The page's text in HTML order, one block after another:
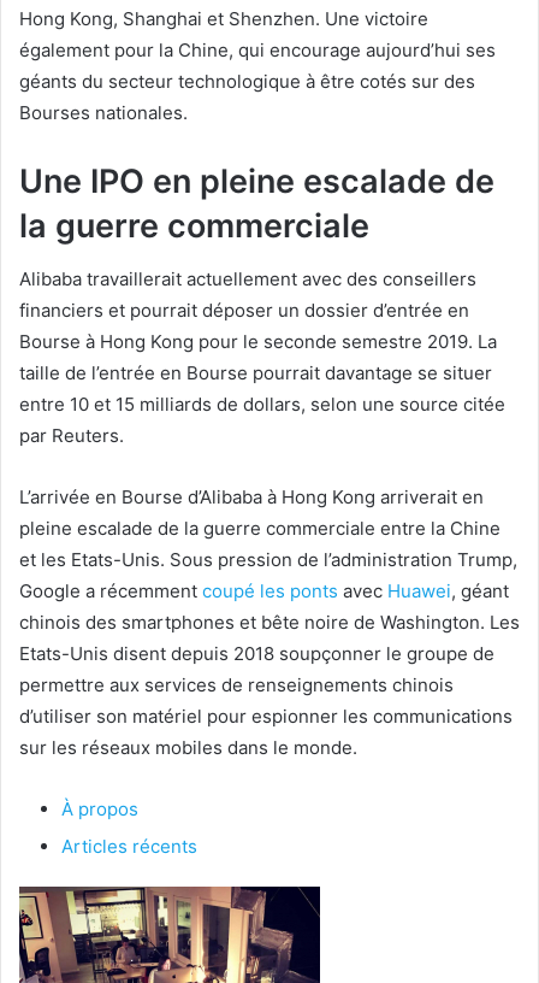
Hong Kong, Shanghai et Shenzhen. Une victoire
également pour la Chine, qui encourage aujourd’hui ses
géants du secteur technologique à être cotés sur des
Bourses nationales.
Une IPO en pleine escalade de
la guerre commerciale
Alibaba travaillerait actuellement avec des conseillers
financiers et pourrait déposer un dossier d’entrée en
Bourse à Hong Kong pour le seconde semestre 2019. La
taille de l’entrée en Bourse pourrait davantage se situer
entre 10 et 15 milliards de dollars, selon une source citée
par Reuters.
L’arrivée en Bourse d’Alibaba à Hong Kong arriverait en
pleine escalade de la guerre commerciale entre la Chine
et les Etats-Unis. Sous pression de l’administration Trump,
Google a récemment coupé les ponts avec Huawei, géant
chinois des smartphones et bête noire de Washington. Les
Etats-Unis disent depuis 2018 soupçonner le groupe de
permettre aux services de renseignements chinois
d’utiliser son matériel pour espionner les communications
sur les réseaux mobiles dans le monde.
À propos
Articles récents